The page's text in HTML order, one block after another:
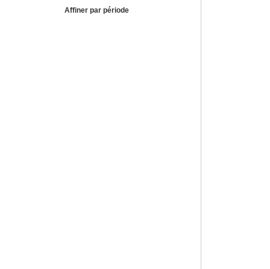
Affiner par période